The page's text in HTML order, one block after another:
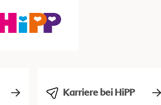
Karriere bei HiPP